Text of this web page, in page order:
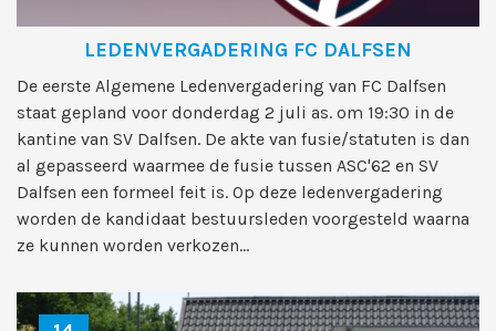
LEDENVERGADERING FC DALFSEN
De eerste Algemene Ledenvergadering van FC Dalfsen
staat gepland voor donderdag 2 juli as. om 19:30 in de
kantine van SV Dalfsen. De akte van fusie/statuten is dan
al gepasseerd waarmee de fusie tussen ASC'62 en SV
Dalfsen een formeel feit is. Op deze ledenvergadering
worden de kandidaat bestuursleden voorgesteld waarna
ze kunnen worden verkozen...